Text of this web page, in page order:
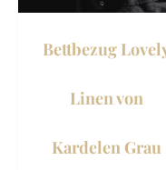
Bettbezug
Linen von
Kardelen Grau